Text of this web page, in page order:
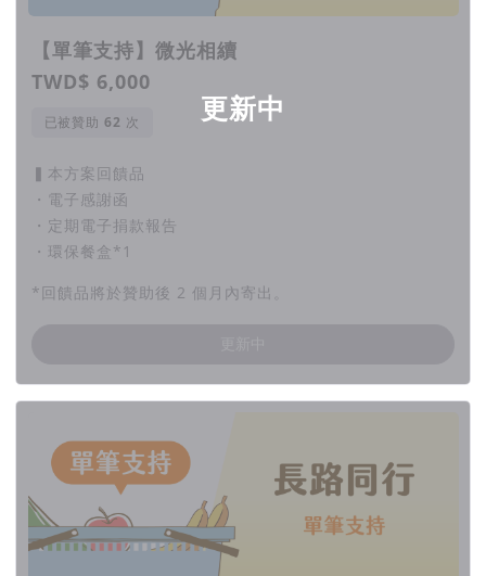
更新中
【單筆支持】微光相續
TWD$ 6,000
已被贊助 次
▍本方案回饋品
・電子感謝函
・定期電子捐款報告
・環保餐盒*1
*回饋品將於贊助後 2 個月內寄出。